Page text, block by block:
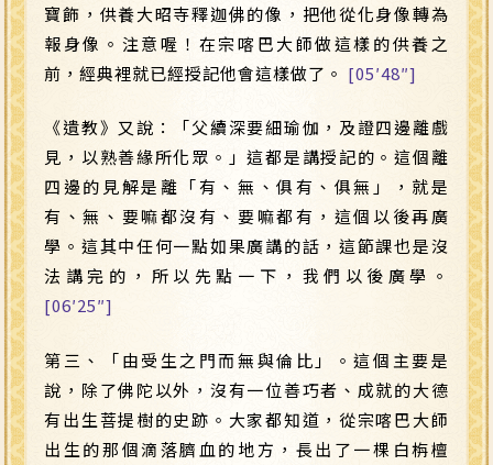
寶飾，供養大昭寺釋迦佛的像，把他從化身像轉為
報身像。注意喔！在宗喀巴大師做這樣的供養之
前，經典裡就已經授記他會這樣做了。 [05′48″]
《遺教》又說：「父續深要細瑜伽，及證四邊離戲
見，以熟善緣所化眾。」這都是講授記的。這個離
四邊的見解是離「有、無、俱有、俱無」，就是
有、無、要嘛都沒有、要嘛都有，這個以後再廣
學。這其中任何一點如果廣講的話，這節課也是沒
法講完的，所以先點一下，我們以後廣學。
[06′25″]
第三、「由受生之門而無與倫比」。這個主要是
說，除了佛陀以外，沒有一位善巧者、成就的大德
有出生菩提樹的史跡。大家都知道，從宗喀巴大師
出生的那個滴落臍血的地方，長出了一棵白栴檀